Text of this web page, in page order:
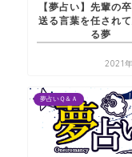
【夢占い】先輩の
送る言葉を任され
る夢
2021
夢占いＱ＆Ａ